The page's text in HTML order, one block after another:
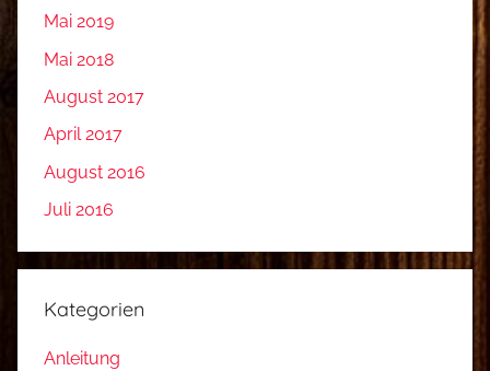
Mai 2019
Mai 2018
August 2017
April 2017
August 2016
Juli 2016
Kategorien
Anleitung